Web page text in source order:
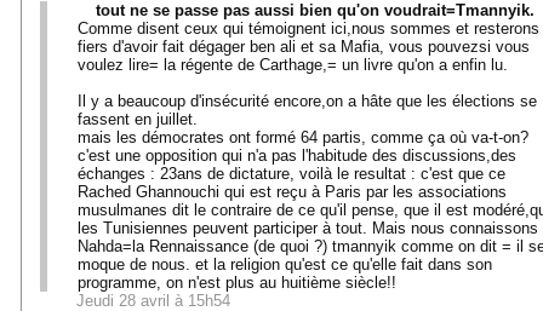
tout ne se passe pas aussi bien qu'on voudrait=Tmannyik.
Comme disent ceux qui témoignent ici,nous sommes et resterons
fiers d'avoir fait dégager ben ali et sa Mafia, vous pouvezsi vous
voulez lire= la régente de Carthage,= un livre qu'on a enfin lu.
Il y a beaucoup d'insécurité encore,on a hâte que les élections se
fassent en juillet.
mais les démocrates ont formé 64 partis, comme ça où va-t-on?
c'est une opposition qui n'a pas l'habitude des discussions,des
échanges : 23ans de dictature, voilà le resultat : c'est que ce
Rached Ghannouchi qui est reçu à Paris par les associations
musulmanes dit le contraire de ce qu'il pense, que il est
les Tunisiennes peuvent participer à tout. Mais nous connaissons
Nahda=la Rennaissance (de quoi ?) tmannyik comme on dit = il
moque de nous. et la religion qu'est ce qu'elle fait dans son
programme, on n'est plus au huitième siècle!!
Jeudi 28 avril à 15h54